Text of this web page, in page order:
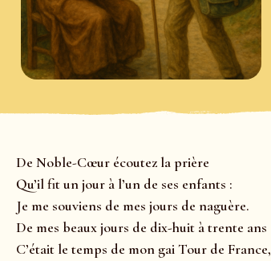
De Noble-Cœur écoutez la prière
Qu’il fit un jour à l’un de ses enfants :
Je me souviens de mes jours de naguère.
De mes beaux jours de dix-huit à trente ans
C’était le temps de mon gai Tour de France,